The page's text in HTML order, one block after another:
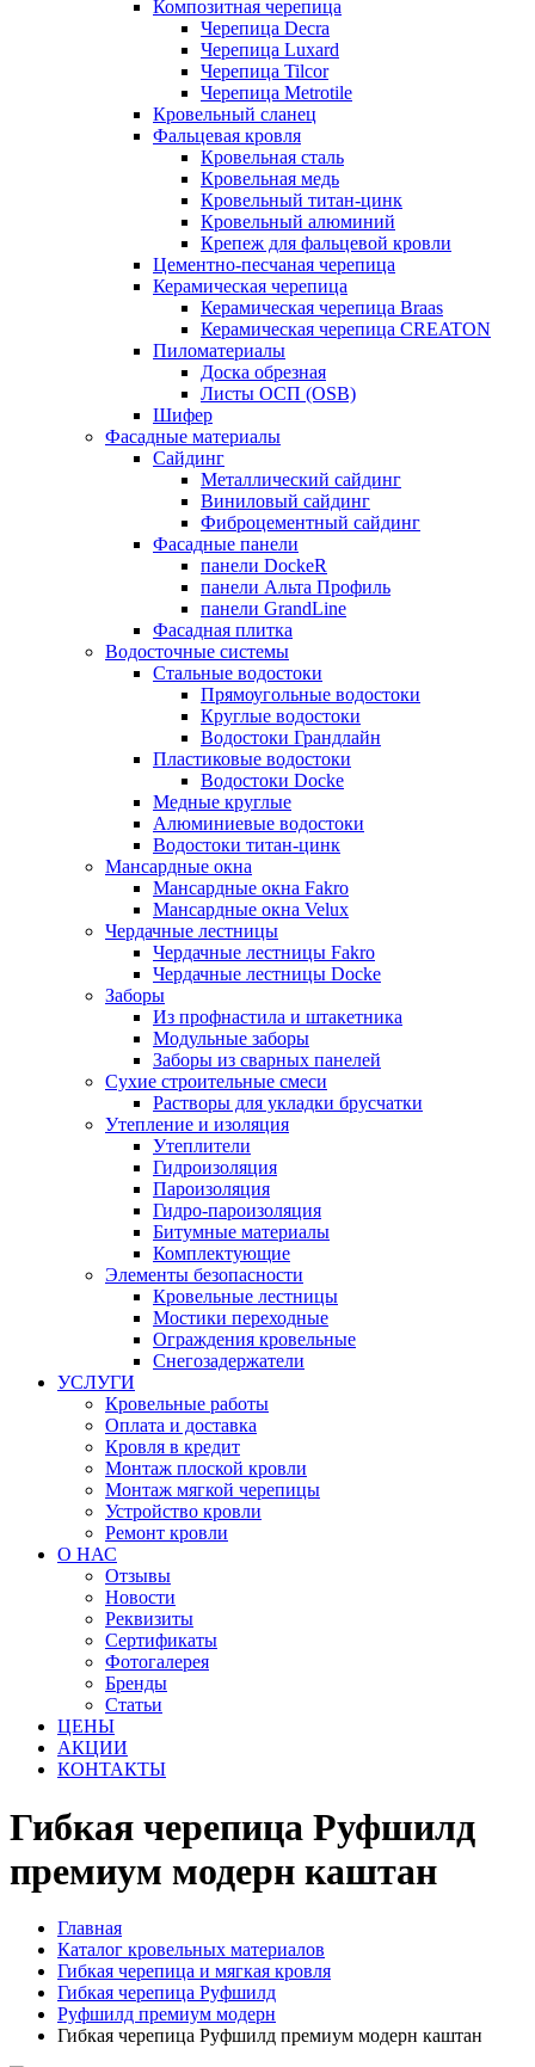
Композитная черепица
Черепица Decra
Черепица Luxard
Черепица Tilcor
Черепица Metrotile
Кровельный сланец
Фальцевая кровля
Кровельная сталь
Кровельная медь
Кровельный титан-цинк
Кровельный алюминий
Крепеж для фальцевой кровли
Цементно-песчаная черепица
Керамическая черепица
Керамическая черепица Braas
Керамическая черепица CREATON
Пиломатериалы
Доска обрезная
Листы ОСП (OSB)
Шифер
Фасадные материалы
Сайдинг
Металлический сайдинг
Виниловый сайдинг
Фиброцементный сайдинг
Фасадные панели
панели DockeR
панели Альта Профиль
панели GrandLine
Фасадная плитка
Водосточные системы
Стальные водостоки
Прямоугольные водостоки
Круглые водостоки
Водостоки Грандлайн
Пластиковые водостоки
Водостоки Docke
Медные круглые
Алюминиевые водостоки
Водостоки титан-цинк
Мансардные окна
Мансардные окна Fakro
Мансардные окна Velux
Чердачные лестницы
Чердачные лестницы Fakro
Чердачные лестницы Docke
Заборы
Из профнастила и штакетника
Модульные заборы
Заборы из сварных панелей
Сухие строительные смеси
Растворы для укладки брусчатки
Утепление и изоляция
Утеплители
Гидроизоляция
Пароизоляция
Гидро-пароизоляция
Битумные материалы
Комплектующие
Элементы безопасности
Кровельные лестницы
Мостики переходные
Ограждения кровельные
Снегозадержатели
УСЛУГИ
Кровельные работы
Оплата и доставка
Кровля в кредит
Монтаж плоской кровли
Монтаж мягкой черепицы
Устройство кровли
Ремонт кровли
О НАС
Отзывы
Новости
Реквизиты
Сертификаты
Фотогалерея
Бренды
Статьи
ЦЕНЫ
АКЦИИ
КОНТАКТЫ
Гибкая черепица Руфшилд
премиум модерн каштан
Главная
Каталог кровельных материалов
Гибкая черепица и мягкая кровля
Гибкая черепица Руфшилд
Руфшилд премиум модерн
Гибкая черепица Руфшилд премиум модерн каштан